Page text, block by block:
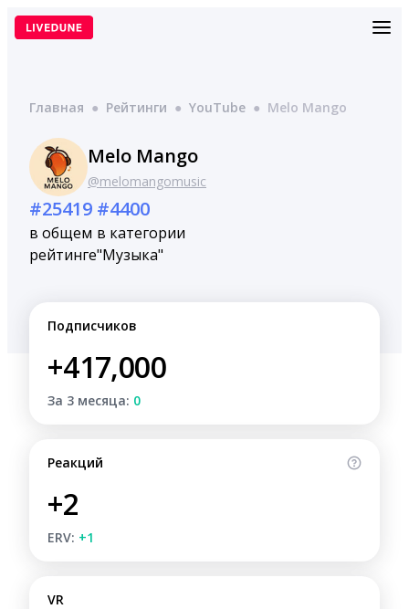
Перейти
Главная ● Рейтинги ● YouTube ● Melo Mango
Melo Mango
@melomangomusic
#25419
в общем
рейтинге
#4400
в категории
"Музыка"
Подписчиков
+417,000
За 3 месяца: 0
Реакций
+2
ERV: +1
VR